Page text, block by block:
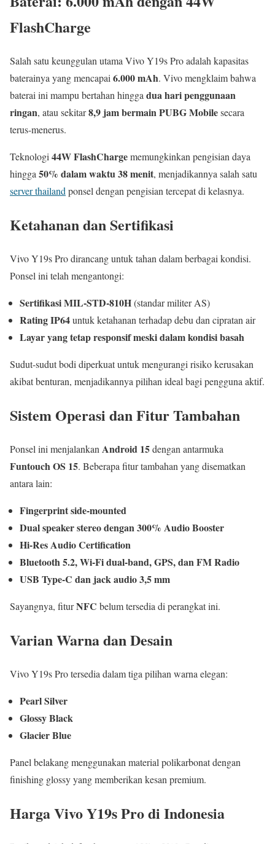
FlashCharge
Salah satu keunggulan utama Vivo Y19s Pro adalah kapasitas
baterainya yang mencapai6.000 mAh. Vivo mengklaim bahwa
baterai ini mampu bertahan hinggadua hari penggunaan
ringan, atau sekitar8,9 jam bermain PUBG Mobilesecara
terus-menerus.
Teknologi44W FlashChargememungkinkan pengisian daya
hingga50% dalam waktu 38 menit, menjadikannya salah satu
server thailandponsel dengan pengisian tercepat di kelasnya.
Ketahanan dan Sertifikasi
Vivo Y19s Pro dirancang untuk tahan dalam berbagai kondisi.
Ponsel ini telah mengantongi:
Sertifikasi MIL-STD-810H(standar militer AS)
Rating IP64untuk ketahanan terhadap debu dan cipratan air
Layar yang tetap responsif meski dalam kondisi basah
Sudut-sudut bodi diperkuat untuk mengurangi risiko kerusakan
akibat benturan, menjadikannya pilihan ideal bagi pengguna aktif.
Sistem Operasi dan Fitur Tambahan
Ponsel ini menjalankan Android 15dengan antarmuka
Funtouch OS 15. Beberapa fitur tambahan yang disematkan
antara lain:
Fingerprint side-mounted
Dual speaker stereo dengan 300% Audio Booster
Hi-Res Audio Certification
Bluetooth 5.2, Wi-Fi dual-band, GPS, dan FM Radio
USB Type-C dan jack audio 3,5 mm
Sayangnya, fiturNFC belum tersedia di perangkat ini.
Varian Warna dan Desain
Vivo Y19s Pro tersedia dalam tiga pilihan warna elegan:
Pearl Silver
Glossy Black
Glacier Blue
Panel belakang menggunakan material polikarbonat dengan
finishing glossy yang memberikan kesan premium.
Harga Vivo Y19s Pro di Indonesia